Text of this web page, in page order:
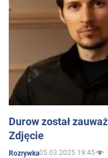
Durow został
Zdjęcie
Rozrywka05.03.2025 19:45